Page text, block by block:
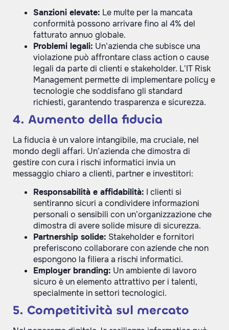
Sanzioni elevate: Le multe per la mancata
conformità possono arrivare fino al 4% del
fatturato annuo globale.
Problemi legali: Un’azienda che subisce una
violazione può affrontare class action o cause
legali da parte di clienti e stakeholder. L’IT Risk
Management permette di implementare policy e
tecnologie che soddisfano gli standard
richiesti, garantendo trasparenza e sicurezza.
4. Aumento della fiducia
La fiducia è un valore intangibile, ma cruciale, nel
mondo degli affari. Un’azienda che dimostra di
gestire con cura i rischi informatici invia un
messaggio chiaro a clienti, partner e investitori:
Responsabilità e affidabilità: I clienti si
sentiranno sicuri a condividere informazioni
personali o sensibili con un’organizzazione che
dimostra di avere solide misure di sicurezza.
Partnership solide: Stakeholder e fornitori
preferiscono collaborare con aziende che non
espongono la filiera a rischi informatici.
Employer branding: Un ambiente di lavoro
sicuro è un elemento attrattivo per i talenti,
specialmente in settori tecnologici.
5. Competitività sul mercato